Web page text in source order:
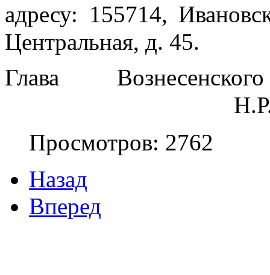
адресу: 155714,
Центральная, д. 45.
Глава
Н.Р.
Просмотров: 2762
Назад
Вперед